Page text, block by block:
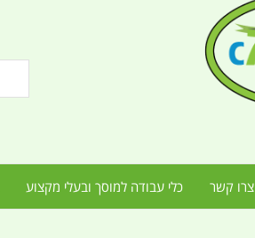
צרו קשר כלי עבודה למוסך ובעלי מקצוע